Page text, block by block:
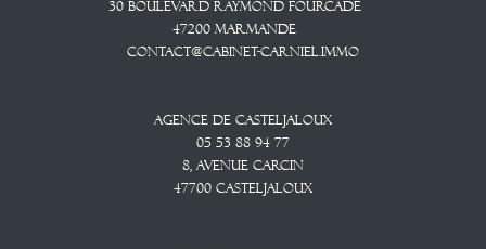
30 Boulevard Raymond Fourcade
47200
Marmande
contact@cabinet-carniel.immo
Agence De Casteljaloux
05 53 88 94 77
8, Avenue CARCIN
47700
CASTELJALOUX